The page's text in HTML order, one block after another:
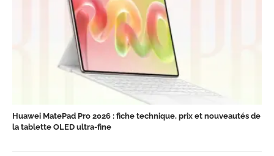
Huawei MatePad Pro 2026 : fiche technique, prix et nouveautés de
la tablette OLED ultra-fine